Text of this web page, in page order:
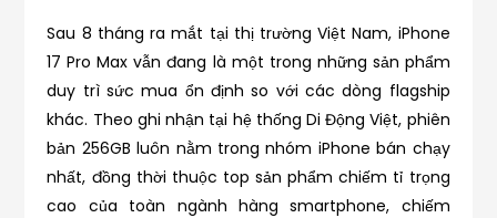
Sau 8 tháng ra mắt tại thị trường Việt Nam, iPhone
17 Pro Max vẫn đang là một trong những sản phẩm
duy trì sức mua ổn định so với các dòng flagship
khác. Theo ghi nhận tại hệ thống Di Động Việt, phiên
bản 256GB luôn nằm trong nhóm iPhone bán chạy
nhất, đồng thời thuộc top sản phẩm chiếm tỉ trọng
cao của toàn ngành hàng smartphone, chiếm